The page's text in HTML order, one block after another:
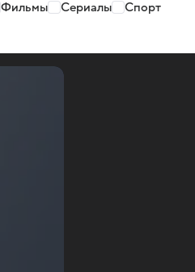
Фильмы Сериалы Спорт